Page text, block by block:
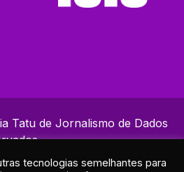
Tatu de Jornalismo de Dados
tecnologias semelhantes para